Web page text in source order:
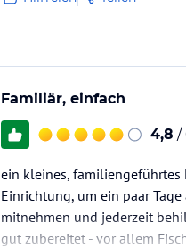
Familiär, einfach
4,8 /
ein kleines, familiengeführtes
Einrichtung, um ein paar
mitnehmen und jederzeit
gut zubereitet - vor allem